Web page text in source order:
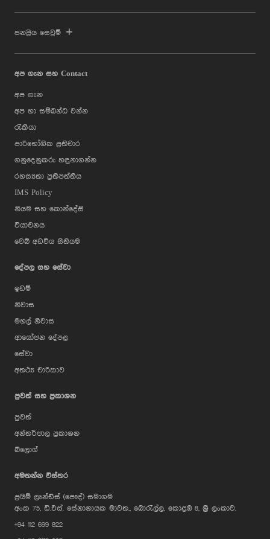
ජනප්‍රිය සෙවුම්
අප ගැන සහ Contact
අප ගැන
අප හා සම්බන්ධ වන්න
රැකියා
පාරිභෝගික ප්‍රතිචාර
ගනුදෙනුකරු හඳුනාගන්න
රහස්‍යතා ප්‍රතිපත්තිය
IMS Policy
නියම සහ කොන්දේසි
වියාචනය
වෙබ් අඩවිය සිතියම
දේපල සහ සේවා
ඉඩම්
නිවාස
මහල් නිවාස
ආයෝජන දේපළ
සේවා
අතථ්‍ය චාරිකාව
පුවත් සහ ප්‍රකාශන
පුවත්
අන්තර්ජාල ප්‍රකාශන
බ්ලොග්
අමතන්න විස්තර
ප්‍රයිම් ලෑන්ඩ්ස් (පෞද්) සමාගම
අංක 75, ඩී.එස්. සේනානායක මාවත,, බොරැල්ල, කොළඹ 8, ශ්‍රී ලංකාව,
+94 112 699 822
Hi, I'm Prime Bee, Your AI